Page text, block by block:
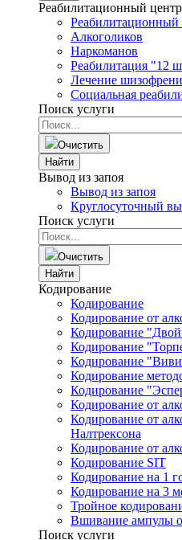
Реабилитационный центр
Реабилитационный
Алкоголиков
Наркоманов
Реабилитация "12
Лечение
Социальная
Поиск услуги
Очистить
Найти
Вывод из запоя
Вывод из запоя
Круглосуточный
Поиск услуги
Очистить
Найти
Кодирование
Кодирование
Кодирование от
Кодирование
Кодирование
Кодирование
Кодирование
Кодирование
Кодирование от
Кодирование от
Налтрексона
Кодирование от
Кодирование SIT
Кодирование на 1
Кодирование на 3
Тройное
Вшивание ампулы
Поиск услуги